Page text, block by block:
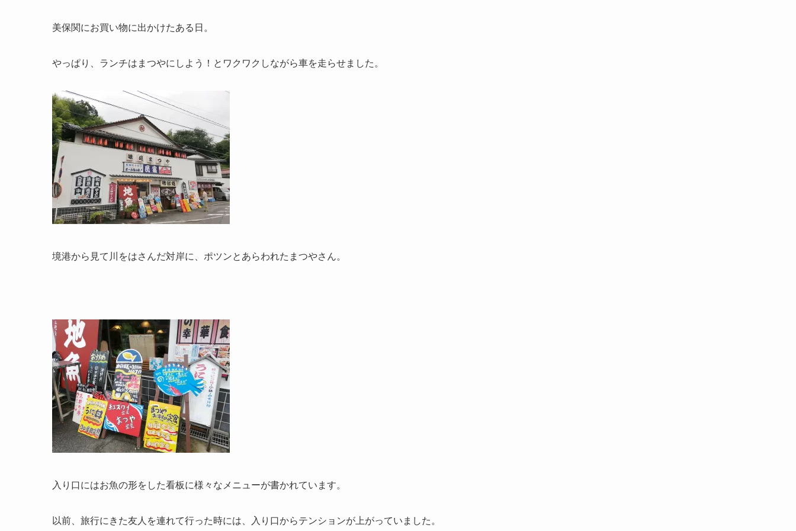
美保関にお買い物に出かけたある日。
やっぱり、ランチはまつやにしよう！とワクワクしながら車を走らせました。
境港から見て川をはさんだ対岸に、ポツンとあらわれたまつやさん。
入り口にはお魚の形をした看板に様々なメニューが書かれています。
以前、旅行にきた友人を連れて行った時には、入り口からテンションが上がっていました。